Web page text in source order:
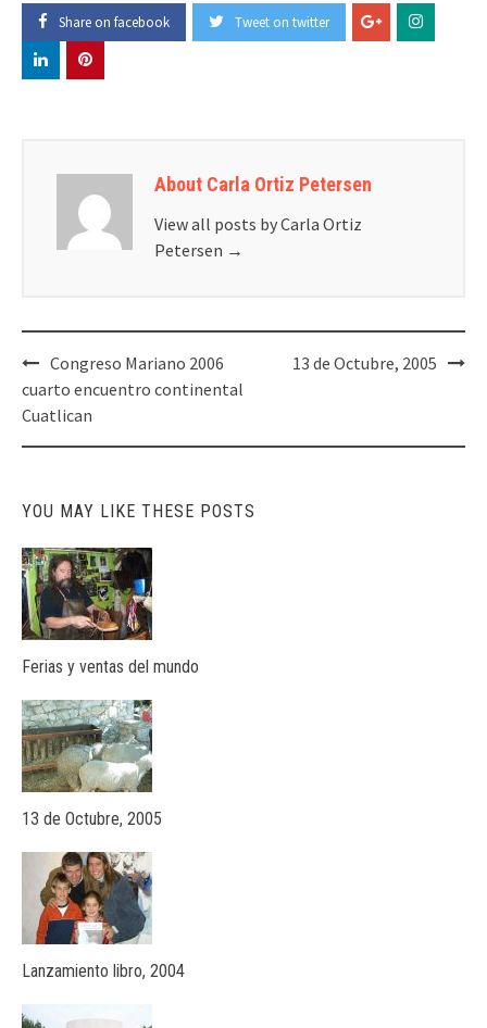
Share on facebook Tweet on twitter
About Carla Ortiz Petersen
View all posts by Carla Ortiz
Petersen →
Post
navigation
Congreso Mariano 2006
cuarto encuentro continental
Cuatlican
13 de Octubre, 2005
YOU MAY LIKE THESE POSTS
Ferias y ventas del mundo
13 de Octubre, 2005
Lanzamiento libro, 2004